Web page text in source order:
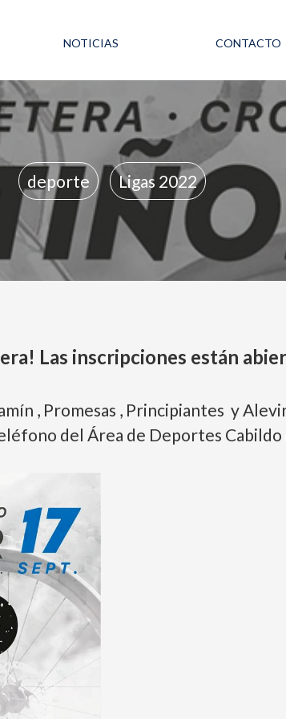
NOTICIAS CONTACTO
deporte Ligas 2022
Las inscripciones están
, Promesas , Principiantes y
del Área de Deportes